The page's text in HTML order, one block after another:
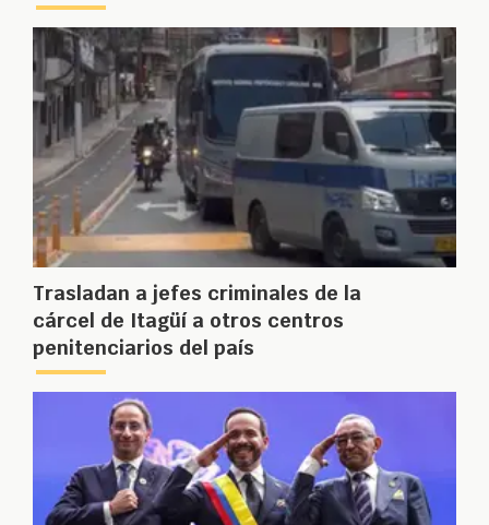
Trasladan a jefes criminales de la
cárcel de Itagüí a otros centros
penitenciarios del país